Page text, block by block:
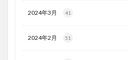
2024年3月 41
2024年2月 51